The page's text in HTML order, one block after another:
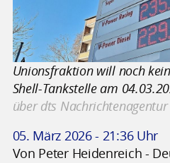
Unionsfraktion will noch
Shell-Tankstelle am
über dts Nachrichtenagentur
05. März 2026 - 21:36 Uhr
Von Peter Heidenreich -